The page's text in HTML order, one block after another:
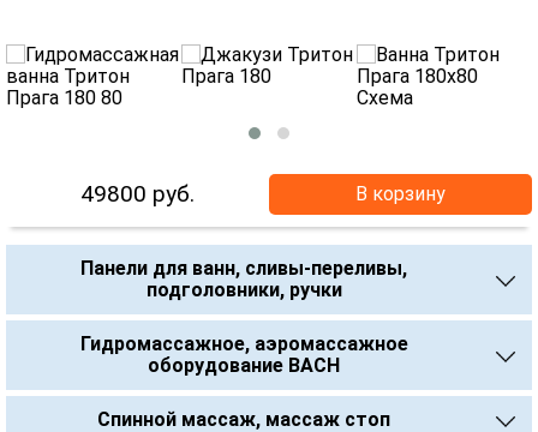
49800 руб. В корзину
Панели для ванн, сливы-переливы,
подголовники, ручки
Гидромассажное, аэромассажное
оборудование BACH
Спинной массаж, массаж стоп